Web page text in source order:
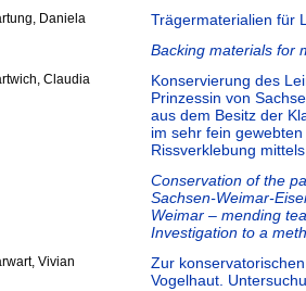
Daniela
Trägermaterialien für
Backing materials for
Claudia
Konservierung des
Prinzessin von
aus dem Besitz der
im sehr fein
Rissverklebung
Conservation of the
Sachsen-Weimar-
Weimar – mending
Investigation to a
Vivian
Zur
Vogelhaut.